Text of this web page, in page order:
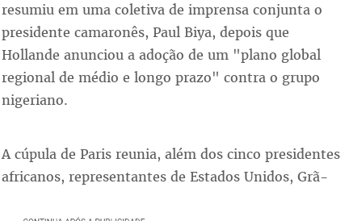
resumiu em uma coletiva de imprensa conjunta o
presidente camaronês, Paul Biya, depois que
Hollande anunciou a adoção de um "plano global
regional de médio e longo prazo" contra o grupo
nigeriano.
A cúpula de Paris reunia, além dos cinco presidentes
africanos, representantes de Estados Unidos, Grã-